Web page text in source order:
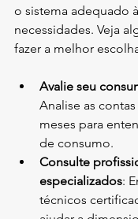
o sistema adequado
necessidades. Veja
fazer a melhor
Avalie seu
Analise as
meses para
de consumo.
Consulte
especializados:
técnicos